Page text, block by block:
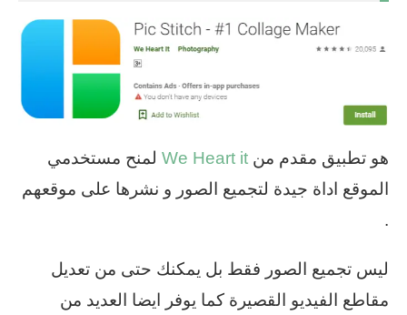
هو تطبيق مقدم من We Heart it لمنح مستخدمي
الموقع اداة جيدة لتجميع الصور و نشرها على موقعهم
.
ليس تجميع الصور فقط بل يمكنك حتى من تعديل
مقاطع الفيديو القصيرة كما يوفر ايضا العديد من